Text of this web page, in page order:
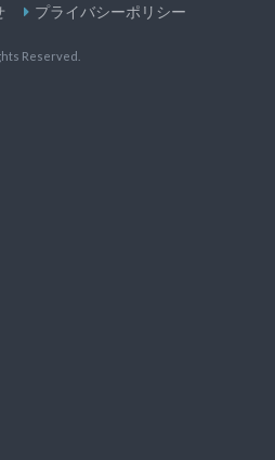
プライバシーポリシー
Reserved.